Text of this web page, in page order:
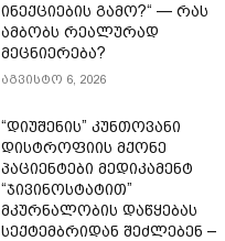
ინექციების გამო?“ — რას
ამბობს რეალურად
მეცნიერება?
აგვისტო 6, 2026
“დიუშენის” კუნთოვანი
დისტროფიის მქონე
პაციენტები მედიკამენტ
“ჯივინოსტატით”
მკურნალობის დაწყებას
სექტემბრიდან შეძლებენ –